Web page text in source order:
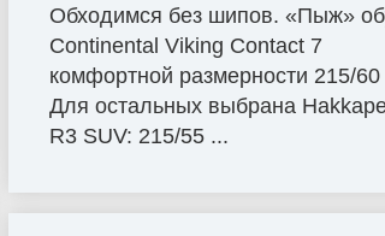
Обходимся без шипов. «Пыж»
Continental Viking Contact 7
комфортной размерности 215/60
Для остальных выбрана
R3 SUV: 215/55 ...